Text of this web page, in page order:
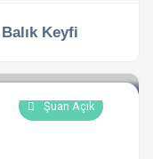
Keyfi
Şuan Açık